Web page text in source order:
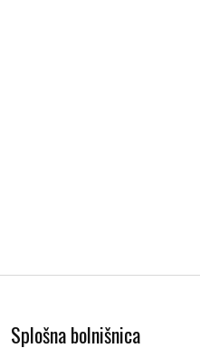
Splošna bolnišnica